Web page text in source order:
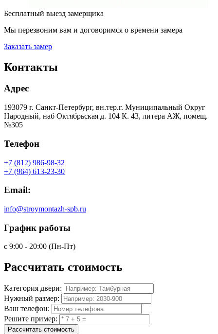
Бесплатный выезд замерщика
Мы перезвоним вам и договоримся о времени замера
Заказать замер
Контакты
Адрес
193079 г. Санкт-Петербург, вн.тер.г. Муниципальный Округ
Народный, наб Октябрьская д. 104 К. 43, литера АЖ, помещ.
№305
Телефон
+7 (812) 986-98-32
+7 (964) 613-23-30
Email:
info@stroymontazh-spb.ru
График работы
с 9:00 - 20:00 (Пн-Пт)
Рассчитать стоимость
Категория двери:
Нужный размер:
Ваш телефон:
Решите пример:
Рассчитать стоимость